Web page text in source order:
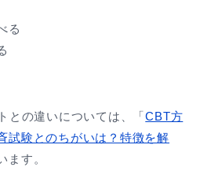
る
との違いについては、「CBT方
試験とのちがいは？特徴を解
ます。